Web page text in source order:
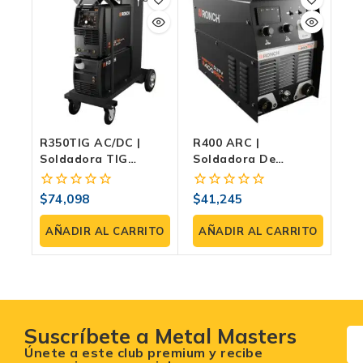
R350TIG AC/DC |
Soldadora TIG
AC/DC Profesional
350A
0
fuera
de
5
$74,098
AÑADIR AL CARRITO
R400 ARC |
Soldadora De
Electrodo 400A
Trifásica, Ciclo
Pesado 60% Y VRD
Para Seguridad
0
fuera
de
5
$41,245
AÑADIR AL CARRITO
Suscríbete a Metal Masters
Únete a este club premium y recibe